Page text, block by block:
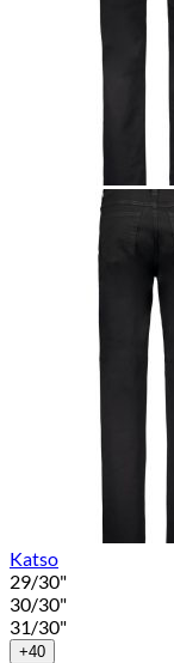
Katso
29/30"
30/30"
31/30"
+40